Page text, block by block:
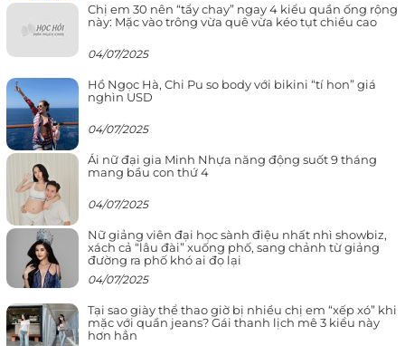
Chị em 30 nên “tẩy chay” ngay 4 kiểu quần ống rộng
này: Mặc vào trông vừa quê vừa kéo tụt chiều cao
04/07/2025
Hồ Ngọc Hà, Chi Pu so body với bikini “tí hon” giá
nghìn USD
04/07/2025
Ái nữ đại gia Minh Nhựa năng động suốt 9 tháng
mang bầu con thứ 4
04/07/2025
Nữ giảng viên đại học sành điệu nhất nhì showbiz,
xách cả “lâu đài” xuống phố, sang chảnh từ giảng
đường ra phố khó ai đọ lại
04/07/2025
Tại sao giày thể thao giờ bị nhiều chị em “xếp xó” khi
mặc với quần jeans? Gái thanh lịch mê 3 kiểu này
hơn hẳn